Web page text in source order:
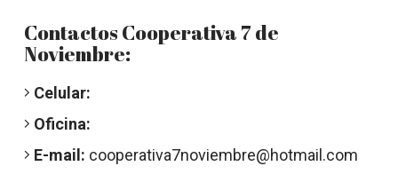
Contactos Cooperativa 7 de
Noviembre:
Celular:
Oficina:
E-mail: cooperativa7noviembre@hotmail.com